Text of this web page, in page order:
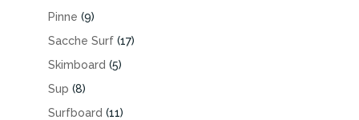
Pinne (9)
Sacche Surf (17)
Skimboard (5)
Sup (8)
Surfboard (11)